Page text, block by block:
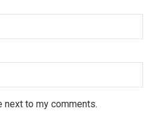
next to my comments.